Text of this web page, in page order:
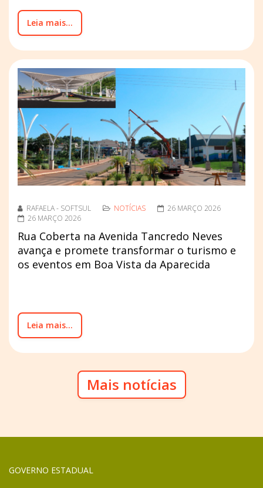
Leia mais...
RAFAELA - SOFTSUL NOTÍCIAS
26 MARÇO 2026
26 MARÇO 2026
Rua Coberta na Avenida Tancredo Neves
avança e promete transformar o turismo e
os eventos em Boa Vista da Aparecida
Leia mais...
Mais notícias
GOVERNO ESTADUAL